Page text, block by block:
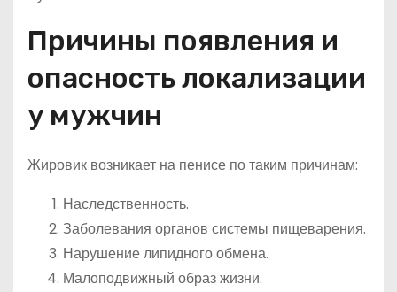
Причины появления и
опасность локализации
у мужчин
Жировик возникает на пенисе по таким причинам:
Наследственность.
Заболевания органов системы пищеварения.
Нарушение липидного обмена.
Малоподвижный образ жизни.